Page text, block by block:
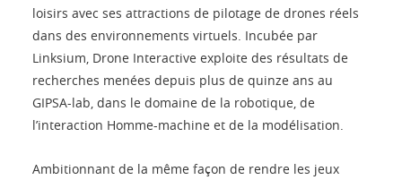
loisirs avec ses attractions de pilotage de drones réels
dans des environnements virtuels. Incubée par
Linksium, Drone Interactive exploite des résultats de
recherches menées depuis plus de quinze ans au
GIPSA-lab, dans le domaine de la robotique, de
l’interaction Homme-machine et de la modélisation.
Ambitionnant de la même façon de rendre les jeux